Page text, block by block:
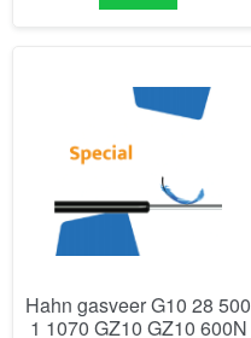
Hahn gasveer G10 28 500
1 1070 GZ10 GZ10 600N